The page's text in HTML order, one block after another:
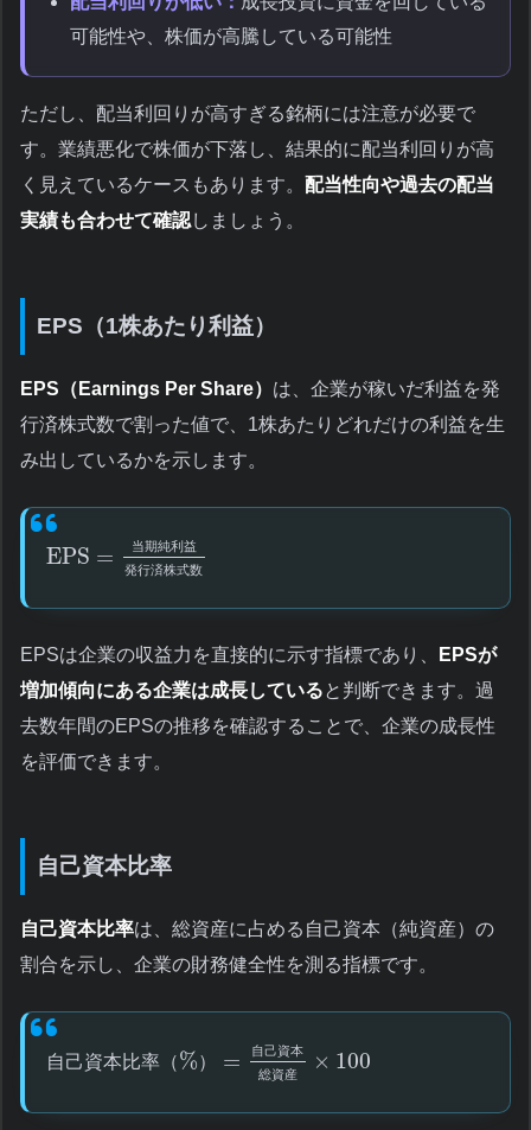
可能性や、株価が高騰している可能性
ただし、配当利回りが高すぎる銘柄には注意が必要で
す。業績悪化で株価が下落し、結果的に配当利回りが高
く見えているケースもあります。 配当性向や過去の配当
実績も合わせて確認しましょう。
EPS（1株あたり利益）
EPS（Earnings Per Share） は、企業が稼いだ利益を発
行済株式数で割った値で、1株あたりどれだけの利益を生
み出しているかを示します。
EPS = 当期純利益
発行済株式数
EPSは企業の収益力を直接的に示す指標であり、
EPSが
増加傾向にある企業は成長していると判断できます。過
去数年間のEPSの推移を確認することで、企業の成長性
を評価できます。
自己資本比率
自己資本比率は、総資産に占める自己資本（純資産）の
割合を示し、企業の財務健全性を測る指標です。
自己資本比率 （%） = 自己資本
総資産
× 100